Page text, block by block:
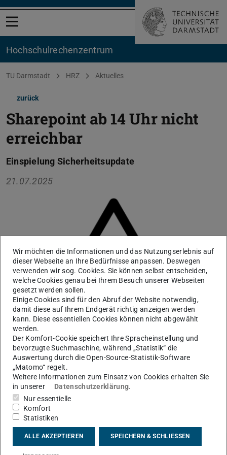
Menü öffnen
Hochschul­rechenzentrum
Sie befinden sich hier:
TU Darmstadt HRZ Aktuelles
zurück
Sharepoint ab 14 Uhr nicht
erreichbar
Einspielung Sicherheitsupdate
21.07.2025
KONTAKT
Wir möchten die Informationen und das Nutzungserlebnis auf
dieser Webseite an Ihre Bedürfnisse anpassen. Deswegen
verwenden wir sog. Cookies. Sie können selbst entscheiden,
welche Cookies genau bei Ihrem Besuch unserer Webseiten
gesetzt werden sollen.
Einige Cookies sind für den Abruf der Website notwendig,
damit diese auf Ihrem Endgerät richtig anzeigen werden
kann. Diese essentiellen Cookies können nicht abgewählt
werden.
Der Komfort-Cookie speichert Ihre Spracheinstellung und
bevorzugte Suchmaschine, während „Statistik“ die
Auswertung durch die Open-Source-Statistik-Software
„Matomo“ regelt.
Weitere Informationen zum Einsatz von Cookies erhalten Sie
in unserer
Datenschutzerklärung.
Nur essentielle
Komfort
Statistiken
ALLE AKZEPTIEREN SPEICHERN & SCHLIESSEN